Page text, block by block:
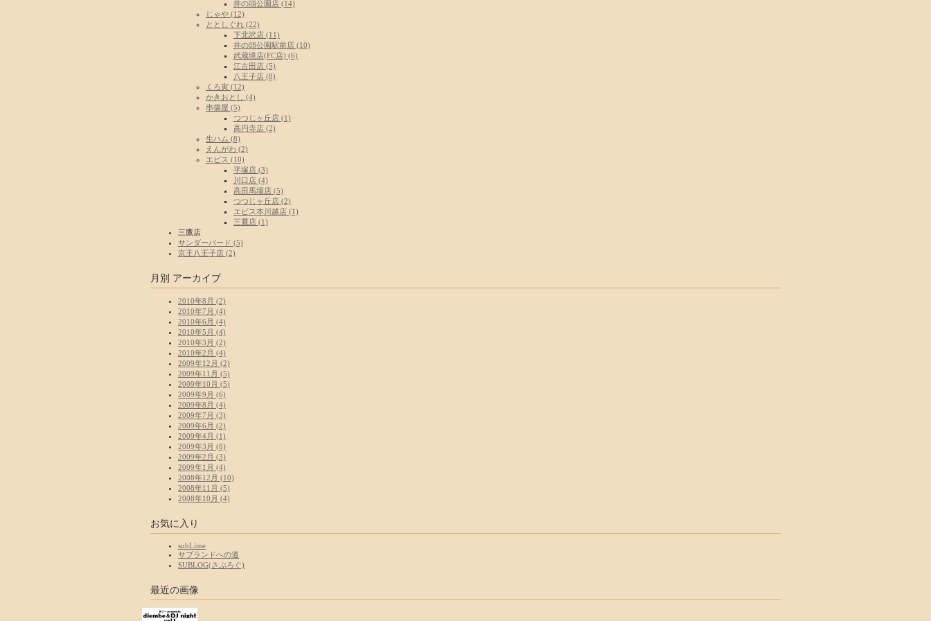
井の頭公園店 (14)
じゃや (12)
ととしぐれ (22)
下北沢店 (11)
井の頭公園駅前店 (10)
武蔵境店(FC店) (6)
江古田店 (5)
八王子店 (8)
くろ寅 (12)
かきおとし (4)
串揚屋 (5)
つつじヶ丘店 (1)
高円寺店 (2)
生ハム (8)
えんがわ (2)
エビス (10)
平塚店 (3)
川口店 (4)
高田馬場店 (5)
つつじヶ丘店 (2)
エビス本川越店 (1)
三鷹店 (1)
三鷹店
サンダーバード (5)
京王八王子店 (2)
月別 アーカイブ
2010年8月 (2)
2010年7月 (4)
2010年6月 (4)
2010年5月 (4)
2010年3月 (2)
2010年2月 (4)
2009年12月 (2)
2009年11月 (5)
2009年10月 (5)
2009年9月 (6)
2009年8月 (4)
2009年7月 (3)
2009年6月 (2)
2009年4月 (1)
2009年3月 (8)
2009年2月 (3)
2009年1月 (4)
2008年12月 (10)
2008年11月 (5)
2008年10月 (4)
お気に入り
subLime
サブランドへの道
SUBLOG(さぶろぐ)
最近の画像